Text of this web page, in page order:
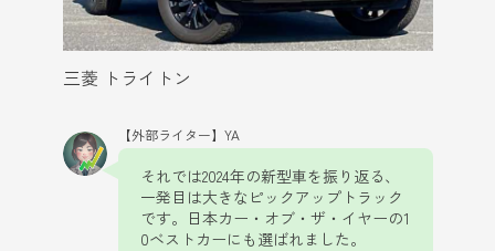
三菱 トライトン
【外部ライター】YA
それでは2024年の新型車を振り返る、
一発目は大きなピックアップトラック
です。日本カー・オブ・ザ・イヤーの1
0ベストカーにも選ばれました。